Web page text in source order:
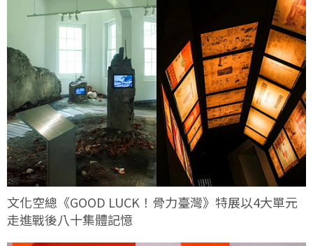
文化空總《GOOD LUCK！骨力臺灣》特展以4大單元
走進戰後八十集體記憶